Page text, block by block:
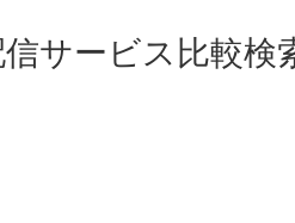
サービス比較検